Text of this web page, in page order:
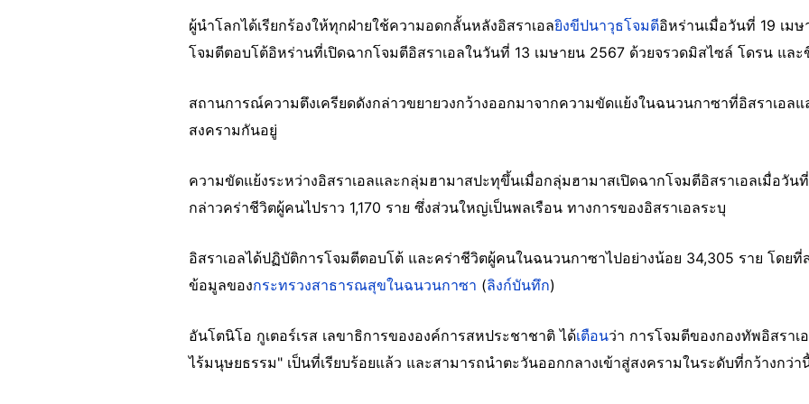
ผู้นำโลกได้เรียกร้องให้ทุกฝ่ายใช้ความอดกลั้นหลังอิสราเอลยิงขีปนาวุธโจมตีอิหร่านเมื่อวันที่ 19 เม
โจมตีตอบโต้อิหร่านที่เปิดฉากโจมตีอิสราเอลในวันที่ 13 เมษายน 2567 ด้วยจรวดมิสไซล์ โดรน แล
สถานการณ์ความตึงเครียดดังกล่าวขยายวงกว้างออกมาจากความขัดแย้งในฉนวนกาซาที่อิสราเอล
สงครามกันอยู่
ความขัดแย้งระหว่างอิสราเอลและกลุ่มฮามาสปะทุขึ้นเมื่อกลุ่มฮามาสเปิดฉากโจมตีอิสราเอลเมื่อวั
กล่าวคร่าชีวิตผู้คนไปราว 1,170 ราย ซึ่งส่วนใหญ่เป็นพลเรือน ทางการของอิสราเอลระบุ
อิสราเอลได้ปฏิบัติการโจมตีตอบโต้ และคร่าชีวิตผู้คนในฉนวนกาซาไปอย่างน้อย 34,305 ราย โดย
ข้อมูลของกระทรวงสาธารณสุขในฉนวนกาซา (ลิงก์บันทึก)
อันโตนิโอ กูเตอร์เรส เลขาธิการขององค์การสหประชาชาติ ได้เตือนว่า การโจมตีของกองทัพอิสรา
ไร้มนุษยธรรม" เป็นที่เรียบร้อยแล้ว และสามารถนำตะวันออกกลางเข้าสู่สงครามในระดับที่กว้างกว่า